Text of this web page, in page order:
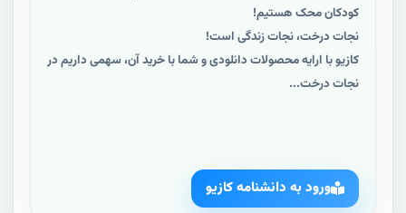
کودکان محک هستيم!
نجات درخت، نجات زندگی است!
کازیو با ارایه محصولات دانلودی و شما با خرید آن، سهمی داریم در
نجات درخت...
ورود به دانشنامه کازیو